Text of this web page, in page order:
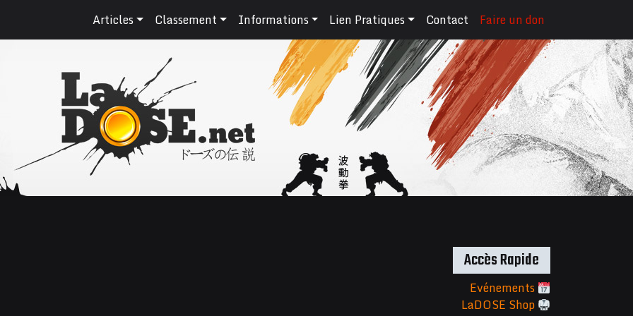
Articles Classement Informations Lien Pratiques Contact Faire un don
Accès Rapide
Evénements
LaDOSE Shop